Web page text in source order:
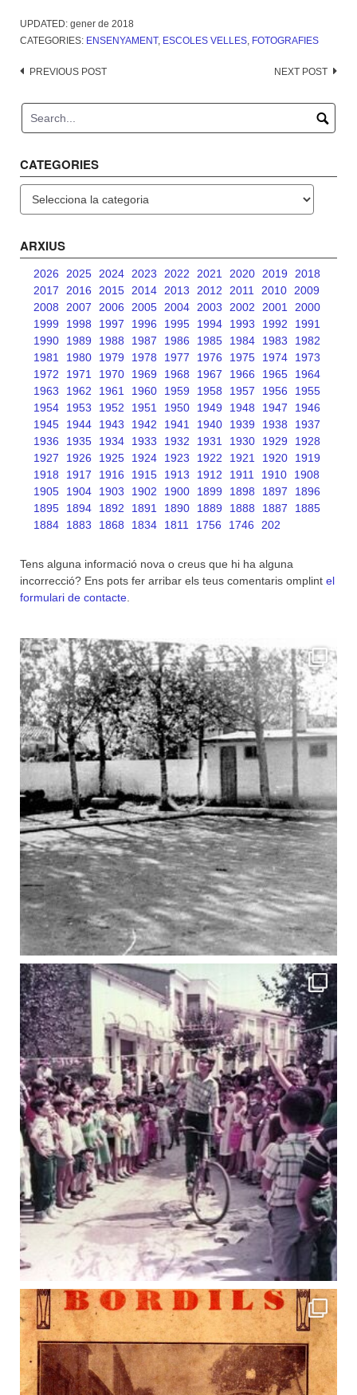
UPDATED: gener de 2018
CATEGORIES: ENSENYAMENT, ESCOLES VELLES, FOTOGRAFIES
Post
PREVIOUS POST NEXT POST
CATEGORIES
ARXIUS
2026 2025 2024 2023 2022 2021 2020 2019
2018
2017
2016 2015 2014 2013 2012 2011 2010
2009
2008
2007 2006 2005 2004 2003 2002 2001
2000
1999
1998 1997 1996 1995 1994 1993 1992
1991
1990
1989 1988 1987 1986 1985 1984 1983
1982
1981
1980 1979 1978 1977 1976 1975 1974
1973
1972
1971 1970 1969 1968 1967 1966 1965
1964
1963
1962 1961 1960 1959 1958 1957 1956
1955
1954
1953 1952 1951 1950 1949 1948 1947
1946
1945
1944 1943 1942 1941 1940 1939 1938
1937
1936
1935 1934 1933 1932 1931 1930 1929
1928
1927
1926 1925 1924 1923 1922 1921 1920
1919
1918
1917 1916 1915 1913 1912 1911 1910
1908
1905
1904 1903 1902 1900 1899 1898 1897
1896
1895
1894 1892 1891 1890 1889 1888 1887
1885
1884
1883 1868 1834 1811 1756 1746 202
Tens alguna informació nova o creus que hi ha alguna
incorrecció? Ens pots fer arribar els teus comentaris omplint el
formulari de contacte